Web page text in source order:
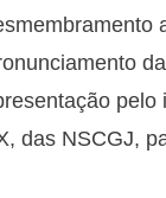
pelo
das NSCGJ,